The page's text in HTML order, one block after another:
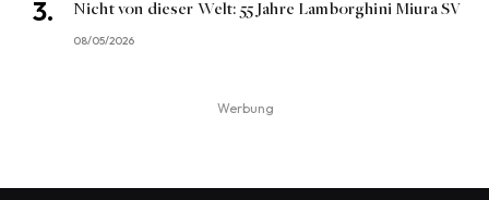
Nicht von dieser Welt: 55 Jahre Lamborghini Miura SV
08/05/2026
Werbung